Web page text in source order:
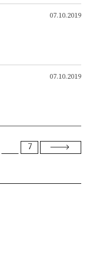
07.10.2019
07.10.2019
7